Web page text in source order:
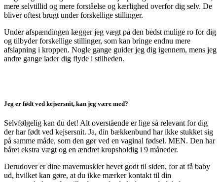
mere selvtillid og mere forståelse og kærlighed overfor dig selv. De
bliver oftest brugt under forskellige stillinger.
Under afspændingen lægger jeg vægt på den bedst mulige ro for dig
og tilbyder forskellige stillinger, som kan bringe endnu mere
afslapning i kroppen. Nogle gange guider jeg dig igennem, mens jeg
andre gange lader dig flyde i stilheden.
Jeg er født ved kejsersnit, kan jeg være med?
Selvfølgelig kan du det! Alt overstående er lige så relevant for dig
der har født ved kejsersnit. Ja, din bækkenbund har ikke stukket sig
på samme måde, som den gør ved en vaginal fødsel. MEN. Den har
båret ekstra vægt og en ændret kropsholdig i 9 måneder.
Derudover er dine mavemuskler hevet godt til siden, for at få baby
ud, hvilket kan gøre, at du ikke mærker kontakt til din